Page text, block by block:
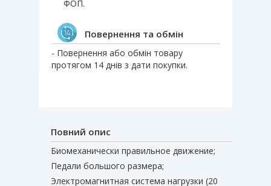
ФОП.
Повернення та обмін
- Повернення або обмін товару
протягом 14 днів з дати покупки.
Повний опис
Биомеханически правильное движение;
Педали большого размера;
Электромагнитная система нагрузки (20